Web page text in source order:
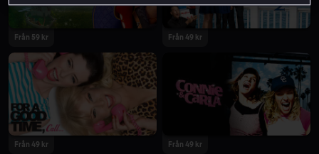
Från 59 kr Från 49 kr
Från 49 kr Från 49 kr